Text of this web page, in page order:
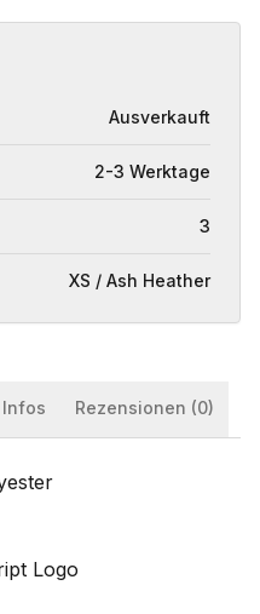
Ausverkauft
2-3 Werktage
3
XS / Ash Heather
Rezensionen (0)
Logo